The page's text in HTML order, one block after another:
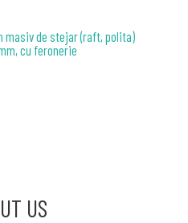
masiv de stejar (raft, polita)
cu feronerie
US